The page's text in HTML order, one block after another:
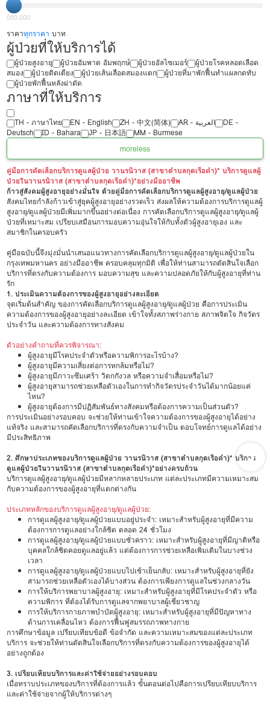
050,000
ราคาทุกราคา บาท
ผู้ป่วยที่ให้บริการได้
ผู้ป่วยสูงอายุ ผู้ป่วยอัมพาต อัมพฤกษ์ ผู้ป่วยอัลไซเมอร์
ผู้ป่วยโรคหลอดเลือด
สมอง
ผู้ป่วยติดเตียง ผู้ป่วยเส้นเลือดสมองแตก
ผู้ป่วยที่มาพักฟื้นทำแผลกดทับ
ผู้ป่วยพักฟื้นหลังผ่าตัด
ภาษาที่ให้บริการ
TH - ‏ภาษาไทย EN - English ZH - 中文(简体) ‏AR - ‏العربية‏
DE -
Deutsch
ID - Bahara JP - 日本語
MM - Burmese
moreless
คู่มือการคัดเลือกบริการดูแลผู้ป่วย วานรนิวาส (สาขาตำบลกุดเรือคำ)* บริการดูแลผู้
ป่วยในวานรนิวาส (สาขาตำบลกุดเรือคำ)*อย่างมืออาชีพ
ก้าวสู่สังคมผู้สูงอายุอย่างมั่นใจ ด้วยคู่มือการคัดเลือกบริการดูแลผู้สูงอายุ/ดูแลผู้ป่วย
สังคมไทยกำลังก้าวเข้าสู่ยุคผู้สูงอายุอย่างรวดเร็ว ส่งผลให้ความต้องการบริการดูแลผู้
สูงอายุ/ดูแลผู้ป่วยมีเพิ่มมากขึ้นอย่างต่อเนื่อง การคัดเลือกบริการดูแลผู้สูงอายุ/ดูแลผู้
ป่วยที่เหมาะสม เปรียบเสมือนการมอบความอุ่นใจให้กับทั้งตัวผู้สูงอายุเอง และ
สมาชิกในครอบครัว
คู่มือฉบับนี้จึงมุ่งมั่นนำเสนอแนวทางการคัดเลือกบริการดูแลผู้สูงอายุ/ดูแลผู้ป่วยใน
กรุงเทพมหานคร อย่างมืออาชีพ ครอบคลุมทุกมิติ เพื่อให้ท่านสามารถตัดสินใจเลือก
บริการที่ตรงกับความต้องการ มอบความสุข และความปลอดภัยให้กับผู้สูงอายุที่ท่าน
รัก
1. ประเมินความต้องการของผู้สูงอายุอย่างละเอียด
จุดเริ่มต้นสำคัญ ของการคัดเลือกบริการดูแลผู้สูงอายุ/ดูแลผู้ป่วย คือการประเมิน
ความต้องการของผู้สูงอายุอย่างละเอียด เข้าใจทั้งสภาพร่างกาย สภาพจิตใจ กิจวัตร
ประจำวัน และความต้องการทางสังคม
ตัวอย่างคำถามที่ควรพิจารณา:
ผู้สูงอายุมีโรคประจำตัวหรือความพิการอะไรบ้าง?
ผู้สูงอายุมีความเสี่ยงต่อการหกล้มหรือไม่?
ผู้สูงอายุมีภาวะซึมเศร้า วิตกกังวล หรือความจำเสื่อมหรือไม่?
ผู้สูงอายุสามารถช่วยเหลือตัวเองในการทำกิจวัตรประจำวันได้มากน้อยแค่
ไหน?
ผู้สูงอายุต้องการมีปฏิสัมพันธ์ทางสังคมหรือต้องการความเป็นส่วนตัว?
การประเมินอย่างรอบคอบ จะช่วยให้ท่านเข้าใจความต้องการของผู้สูงอายุได้อย่าง
แท้จริง และสามารถคัดเลือกบริการที่ตรงกับความจำเป็น ตอบโจทย์การดูแลได้อย่าง
มีประสิทธิภาพ
2. ศึกษาประเภทของบริการดูแลผู้ป่วย วานรนิวาส (สาขาตำบลกุดเรือคำ)* บริการ
ดูแลผู้ป่วยในวานรนิวาส (สาขาตำบลกุดเรือคำ)*อย่างครบถ้วน
บริการดูแลผู้สูงอายุ/ดูแลผู้ป่วยมีหลากหลายประเภท แต่ละประเภทมีความเหมาะสม
กับความต้องการของผู้สูงอายุที่แตกต่างกัน
ประเภทหลักของบริการดูแลผู้สูงอายุ/ดูแลผู้ป่วย:
การดูแลผู้สูงอายุ/ดูแลผู้ป่วยแบบอยู่ประจำ: เหมาะสำหรับผู้สูงอายุที่มีความ
ต้องการการดูแลอย่างใกล้ชิด ตลอด 24 ชั่วโมง
การดูแลผู้สูงอายุ/ดูแลผู้ป่วยแบบชั่วคราว: เหมาะสำหรับผู้สูงอายุที่มีญาติหรือ
บุคคลใกล้ชิดคอยดูแลอยู่แล้ว แต่ต้องการการช่วยเหลือเพิ่มเติมในบางช่วง
เวลา
การดูแลผู้สูงอายุ/ดูแลผู้ป่วยแบบไปเช้าเย็นกลับ: เหมาะสำหรับผู้สูงอายุที่ยัง
สามารถช่วยเหลือตัวเองได้บางส่วน ต้องการเพียงการดูแลในช่วงกลางวัน
การให้บริการพยาบาลผู้สูงอายุ: เหมาะสำหรับผู้สูงอายุที่มีโรคประจำตัว หรือ
ความพิการ ที่ต้องได้รับการดูแลจากพยาบาลผู้เชี่ยวชาญ
การให้บริการกายภาพบำบัดผู้สูงอายุ: เหมาะสำหรับผู้สูงอายุที่มีปัญหาทาง
ด้านการเคลื่อนไหว ต้องการฟื้นฟูสมรรถภาพทางกาย
การศึกษาข้อมูล เปรียบเทียบข้อดี ข้อจำกัด และความเหมาะสมของแต่ละประเภท
บริการ จะช่วยให้ท่านตัดสินใจเลือกบริการที่ตรงกับความต้องการของผู้สูงอายุได้
อย่างถูกต้อง
3. เปรียบเทียบบริการและค่าใช้จ่ายอย่างรอบคอบ
เมื่อทราบประเภทของบริการที่ต้องการแล้ว ขั้นตอนต่อไปคือการเปรียบเทียบบริการ
และค่าใช้จ่ายจากผู้ให้บริการต่างๆ